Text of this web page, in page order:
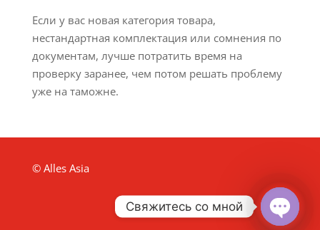
Если у вас новая категория товара,
нестандартная комплектация или сомнения по
документам, лучше потратить время на
проверку заранее, чем потом решать проблему
уже на таможне.
© Alles Asia
Свяжитесь со мной